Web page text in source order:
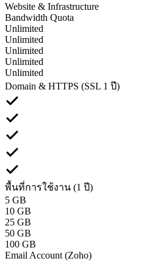
Website & Infrastructure
Bandwidth Quota
Unlimited
Unlimited
Unlimited
Unlimited
Unlimited
Domain & HTTPS (SSL 1 ปี)
พื้นที่การใช้งาน (1 ปี)
5 GB
10 GB
25 GB
50 GB
100 GB
Email Account (Zoho)